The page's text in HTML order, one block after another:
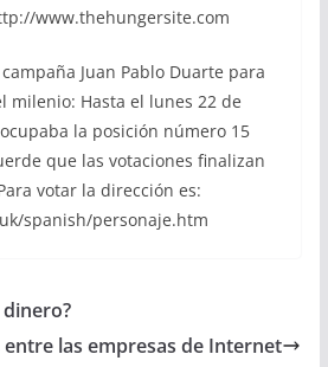
www.thehungersite.com
Juan Pablo Duarte para
milenio: Hasta el lunes 22 de
la posición número 15
que las votaciones finalizan
votar la dirección es:
spanish/personaje.htm
entre las empresas de Internet